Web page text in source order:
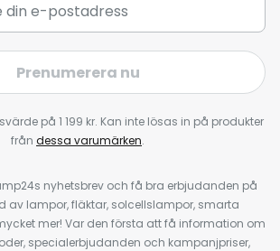
Prenumerera nu
på 1 199 kr. Kan inte lösas in på produkter
från dessa varumärken.
nyhetsbrev och få bra erbjudanden på
av lampor, fläktar, solcellslampor, smarta
mer! Var den första att få information om
specialerbjudanden och kampanjpriser,